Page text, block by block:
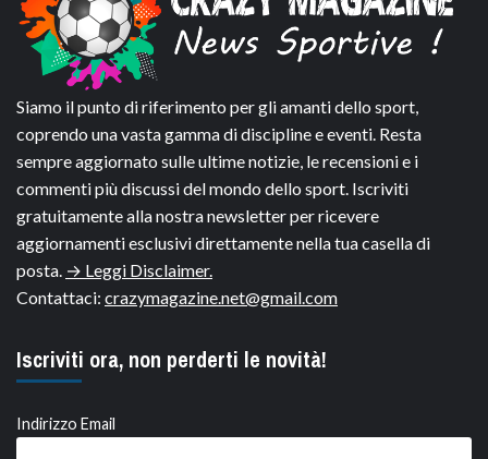
Siamo il punto di riferimento per gli amanti dello sport,
coprendo una vasta gamma di discipline e eventi. Resta
sempre aggiornato sulle ultime notizie, le recensioni e i
commenti più discussi del mondo dello sport. Iscriviti
gratuitamente alla nostra newsletter per ricevere
aggiornamenti esclusivi direttamente nella tua casella di
posta. → Leggi Disclaimer.
Contattaci: crazymagazine.net@gmail.com
Iscriviti ora, non perderti le novità!
Indirizzo Email